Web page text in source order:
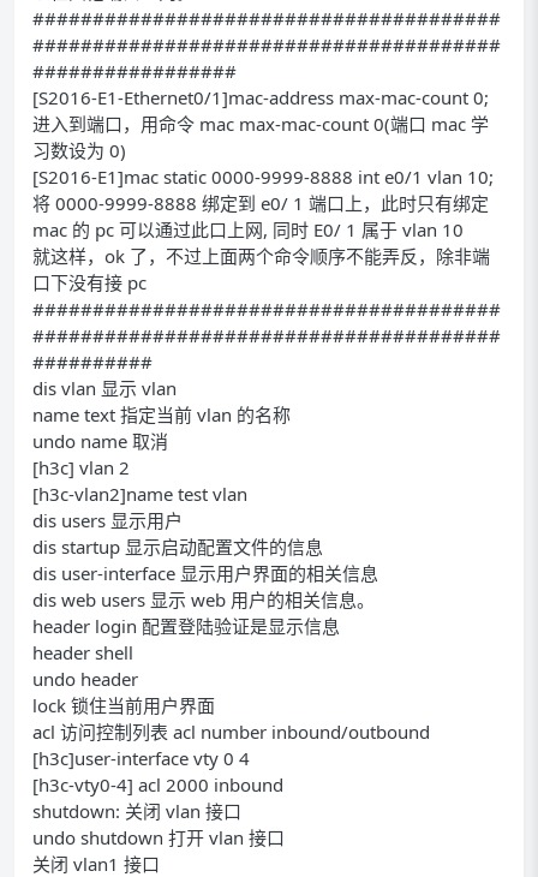
#######################################
#######################################
#################
[S2016-E1-Ethernet0/1]mac-address max-mac-count 0;
进入到端口，用命令 mac max-mac-count 0(端口 mac 学
习数设为 0)
[S2016-E1]mac static 0000-9999-8888 int e0/1 vlan 10;
将 0000-9999-8888 绑定到 e0/ 1 端口上，此时只有绑定
mac 的 pc 可以通过此口上网, 同时 E0/ 1 属于 vlan 10
就这样，ok 了，不过上面两个命令顺序不能弄反，除非端
口下没有接 pc
#######################################
#######################################
##########
dis vlan 显示 vlan
name text 指定当前 vlan 的名称
undo name 取消
[h3c] vlan 2
[h3c-vlan2]name test vlan
dis users 显示用户
dis startup 显示启动配置文件的信息
dis user-interface 显示用户界面的相关信息
dis web users 显示 web 用户的相关信息。
header login 配置登陆验证是显示信息
header shell
undo header
lock 锁住当前用户界面
acl 访问控制列表 acl number inbound/outbound
[h3c]user-interface vty 0 4
[h3c-vty0-4] acl 2000 inbound
shutdown: 关闭 vlan 接口
undo shutdown 打开 vlan 接口
关闭 vlan1 接口